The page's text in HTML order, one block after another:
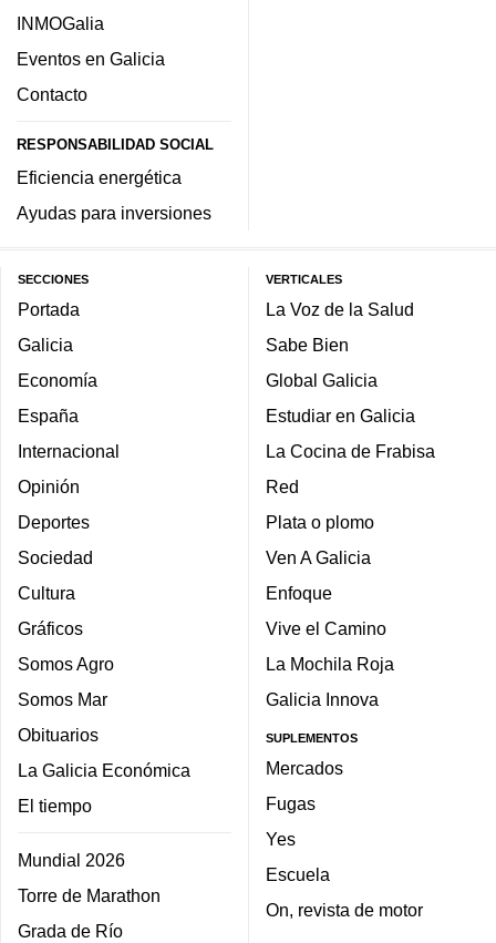
INMOGalia
Eventos en Galicia
Contacto
RESPONSABILIDAD SOCIAL
Eficiencia energética
Ayudas para inversiones
SECCIONES
Portada
Galicia
Economía
España
Internacional
Opinión
Deportes
Sociedad
Cultura
Gráficos
Somos Agro
Somos Mar
Obituarios
La Galicia Económica
El tiempo
Mundial 2026
Torre de Marathon
Grada de Río
VERTICALES
La Voz de la Salud
Sabe Bien
Global Galicia
Estudiar en Galicia
La Cocina de Frabisa
Red
Plata o plomo
Ven A Galicia
Enfoque
Vive el Camino
La Mochila Roja
Galicia Innova
SUPLEMENTOS
Mercados
Fugas
Yes
Escuela
On, revista de motor